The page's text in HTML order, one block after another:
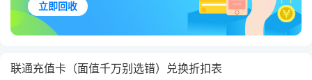
立即回收
联通充值卡（面值千万别选错）兑换折扣表